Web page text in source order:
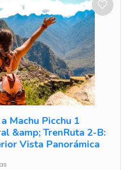
Machu Picchu 1
&amp; TrenRuta 2-B:
Vista Panorámica